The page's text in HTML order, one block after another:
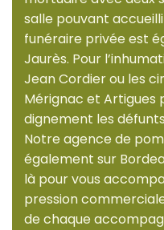
salle pouvant
funéraire privée est
Jaurès. Pour
Jean Cordier ou les
Mérignac et
dignement les
Notre agence de
également sur
là pour vous
pression
de chaque